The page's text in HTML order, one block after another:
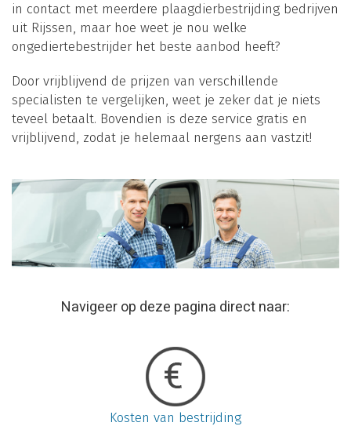
in contact met meerdere plaagdierbestrijding bedrijven
uit Rijssen, maar hoe weet je nou welke
ongediertebestrijder het beste aanbod heeft?
Door vrijblijvend de prijzen van verschillende
specialisten te vergelijken, weet je zeker dat je niets
teveel betaalt. Bovendien is deze service gratis en
vrijblijvend, zodat je helemaal nergens aan vastzit!
Navigeer op deze pagina direct naar:
Kosten van bestrijding